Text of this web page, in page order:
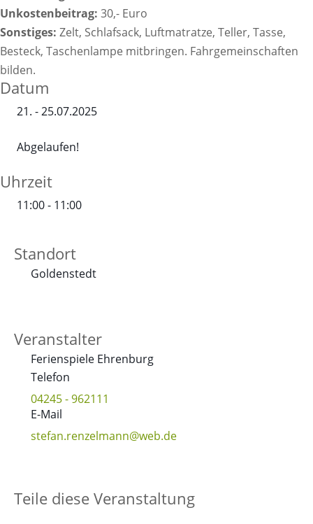
Unkostenbeitrag: 30,- Euro
Sonstiges: Zelt, Schlafsack, Luftmatratze, Teller, Tasse,
Besteck, Taschenlampe mitbringen. Fahrgemeinschaften
bilden.
Datum
21. - 25.07.2025
Abgelaufen!
Uhrzeit
11:00 - 11:00
Standort
Goldenstedt
Veranstalter
Ferienspiele Ehrenburg
Telefon
04245 - 962111
E-Mail
stefan.renzelmann@web.de
Teile diese Veranstaltung